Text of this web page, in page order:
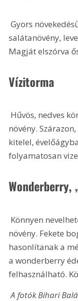
Gyors növekedésű, kellemes ízű, igénytelen
salátanövény,
Magját elszórva
Vízitorma
növény.
kitelel,
folyamatosan
Wonderberry,
növény. Fekete
hasonlítanak a
a wonderberry
felhasználható.
A fotók Bihari Balázs fóti, és dr. Halász Krisztián